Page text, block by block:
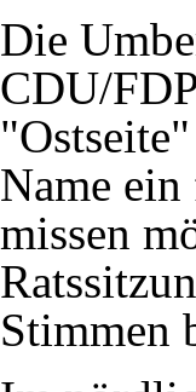
Die
CDU/
Name
missen
Stimmen